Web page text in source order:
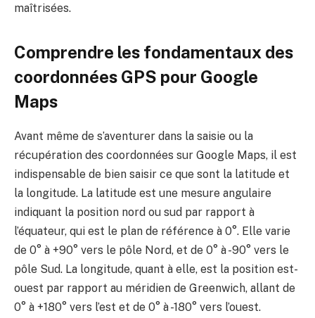
maîtrisées.
Comprendre les fondamentaux des
coordonnées GPS pour Google
Maps
Avant même de s’aventurer dans la saisie ou la
récupération des coordonnées sur Google Maps, il est
indispensable de bien saisir ce que sont la latitude et
la longitude. La latitude est une mesure angulaire
indiquant la position nord ou sud par rapport à
l’équateur, qui est le plan de référence à 0°. Elle varie
de 0° à +90° vers le pôle Nord, et de 0° à -90° vers le
pôle Sud. La longitude, quant à elle, est la position est-
ouest par rapport au méridien de Greenwich, allant de
0° à +180° vers l’est et de 0° à -180° vers l’ouest.